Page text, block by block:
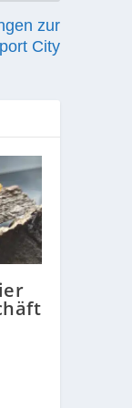
zur
City